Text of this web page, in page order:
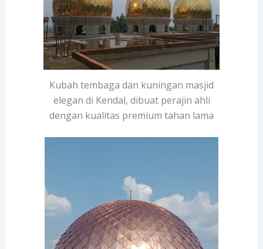
Kubah tembaga dan kuningan masjid
elegan di Kendal, dibuat perajin ahli
dengan kualitas premium tahan lama